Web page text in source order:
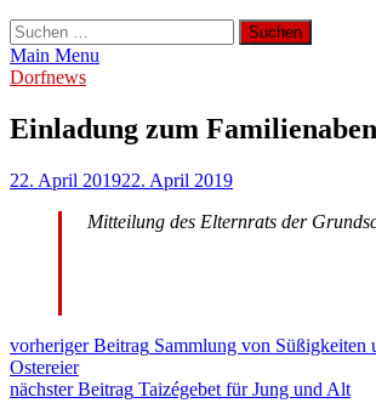
Suchen
nach:
Main Menu
Dorfnews
Einladung zum
22. April 201922. April 2019
Mitteilung des Elternrats der
Beitragsnavigation
vorheriger Beitrag Sammlung von Süßigkeiten
Ostereier
nächster Beitrag Taizégebet für Jung und Alt